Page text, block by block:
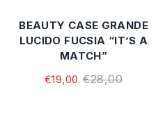
BEAUTY CASE GRANDE
LUCIDO FUCSIA “IT’S A
MATCH”
€19,00 €28,00